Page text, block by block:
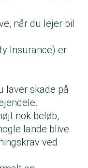
når du lejer bil
Insurance) er
laver skade på
nok beløb,
lande blive
ved